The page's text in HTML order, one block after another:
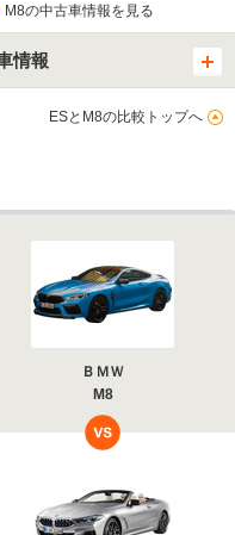
M8の中古車情報を見る
情報
ESとM8の比較トップへ
ＢＭＷ
M8